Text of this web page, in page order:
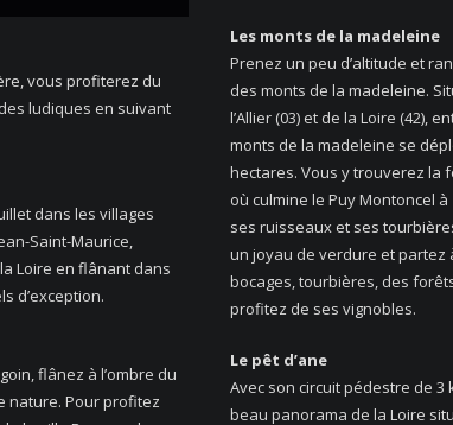
vous profiterez du
ludiques en suivant
dans les villages
Saint-Maurice,
Loire en flânant dans
d’exception.
flânez à l’ombre du
nature. Pour profitez
Les monts de la madeleine
Prenez un peu d’altitude et
des monts de la madeleine.
l’Allier (03) et de la Loire (42),
monts de la madeleine se
hectares. Vous y trouverez la
où culmine le Puy Montoncel
ses ruisseaux et ses
un joyau de verdure et partez
bocages, tourbières, des
profitez de ses vignobles.
Le pêt d’ane
Avec son circuit pédestre de 3
beau panorama de la Loire